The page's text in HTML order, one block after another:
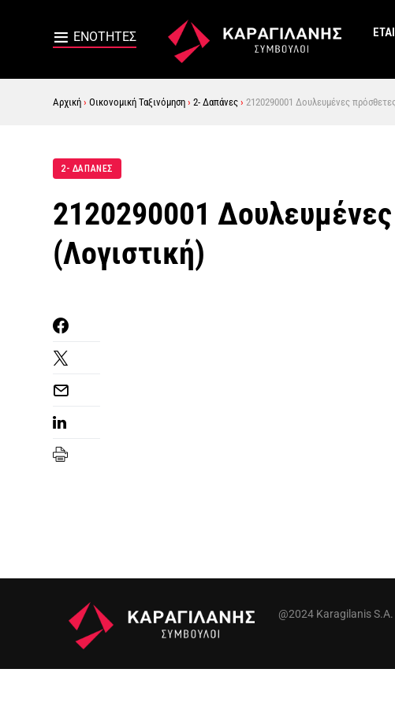
Αρχική › Οικονομική Ταξινόμηση › 2- Δαπάνες › 2120290001 Δουλευμένες
2- ΔΑΠΑΝΕΣ
2120290001
(Λογιστική)
@2024 Karagilanis